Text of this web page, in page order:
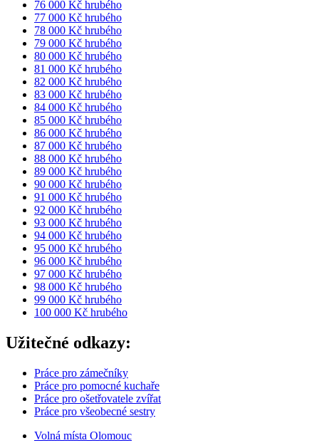
76 000 Kč hrubého
77 000 Kč hrubého
78 000 Kč hrubého
79 000 Kč hrubého
80 000 Kč hrubého
81 000 Kč hrubého
82 000 Kč hrubého
83 000 Kč hrubého
84 000 Kč hrubého
85 000 Kč hrubého
86 000 Kč hrubého
87 000 Kč hrubého
88 000 Kč hrubého
89 000 Kč hrubého
90 000 Kč hrubého
91 000 Kč hrubého
92 000 Kč hrubého
93 000 Kč hrubého
94 000 Kč hrubého
95 000 Kč hrubého
96 000 Kč hrubého
97 000 Kč hrubého
98 000 Kč hrubého
99 000 Kč hrubého
100 000 Kč hrubého
Užitečné odkazy:
Práce pro zámečníky
Práce pro pomocné kuchaře
Práce pro ošetřovatele zvířat
Práce pro všeobecné sestry
Volná místa Olomouc